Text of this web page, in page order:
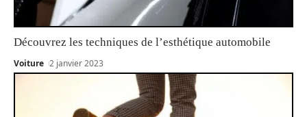
Découvrez les techniques de l’esthétique automobile
Voiture 2 janvier 2023